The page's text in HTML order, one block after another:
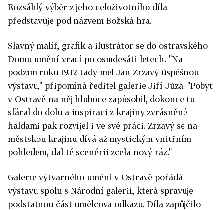
Rozsáhlý výběr z jeho celoživotního díla
představuje pod názvem Božská hra.
Slavný malíř, grafik a ilustrátor se do ostravského
Domu umění vrací po osmdesáti letech. "Na
podzim roku 1932 tady měl Jan Zrzavý úspěšnou
výstavu," připomíná ředitel galerie Jiří Jůza. "Pobyt
v Ostravě na něj hluboce zapůsobil, dokonce tu
sfáral do dolu a inspiraci z krajiny zvrásněné
haldami pak rozvíjel i ve své práci. Zrzavý se na
městskou krajinu dívá až mystickým vnitřním
pohledem, dal té scenérii zcela nový ráz."
Galerie výtvarného umění v Ostravě pořádá
výstavu spolu s Národní galerií, která spravuje
podstatnou část umělcova odkazu. Díla zapůjčilo